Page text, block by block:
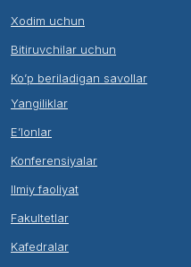
Xodim uchun
Bitiruvchilar uchun
Ko’p beriladigan savollar
Yangiliklar
E’lonlar
Konferensiyalar
Ilmiy faoliyat
Fakultetlar
Kafedralar